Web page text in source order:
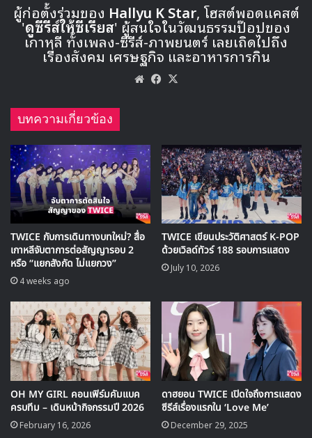
กับความสำเร็จของDNCEจากเพลงCake by the Ocean
สำหรับ จินจู เธอบอกว่ามันเหมือนความฝัน จากคนที่เคยยืนดูอยู่
ข้างเวที กลายมาเป็นสมาชิกวงที่ยอดเยี่ยมอย่างที่เคยฝันไว้
จากความสำเร็จนี้ทำให้ จินจู กลายเป็นแรงบันดาลใจให้กับสาวๆ